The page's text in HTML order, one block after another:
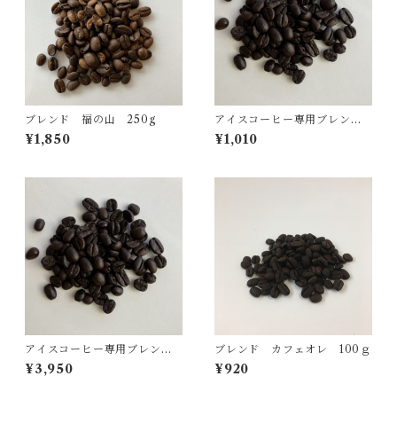
ブレンド 福の山 250g
¥1,850
アイスコーヒー専用ブレン
ド 100ｇ
¥1,010
アイスコーヒー専用ブレン
ド 500ｇ
¥3,950
ブレンド カフェオレ 100ｇ
¥920